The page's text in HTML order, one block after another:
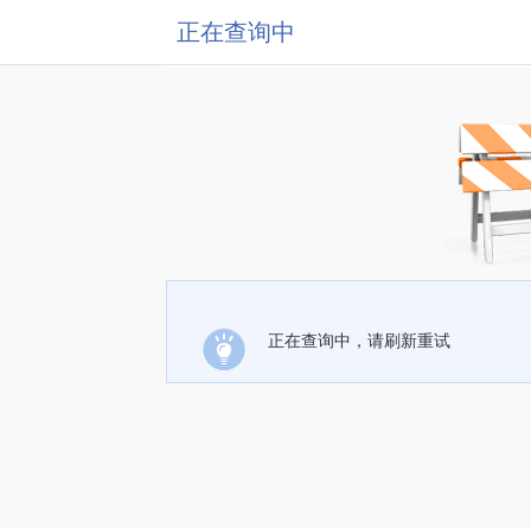
正在查询中
正在查询中，请刷新重试